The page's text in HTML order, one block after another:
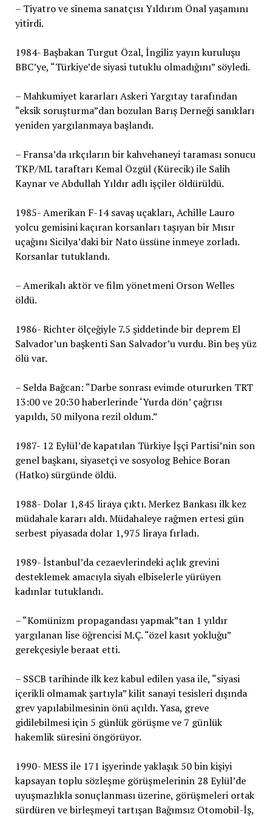
– Tiyatro ve sinema sanatçısı Yıldırım Önal yaşamını
yitirdi.
1984- Başbakan Turgut Özal, İngiliz yayın kuruluşu
BBC’ye, “Türkiye’de siyasi tutuklu olmadığını” söyledi.
– Mahkumiyet kararları Askeri Yargıtay tarafından
“eksik soruşturma”dan bozulan Barış Derneği sanıkları
yeniden yargılanmaya başlandı.
– Fransa’da ırkçıların bir kahvehaneyi taraması sonucu
TKP/ML taraftarı Kemal Özgül (Kürecik) ile Salih
Kaynar ve Abdullah Yıldır adlı işçiler öldürüldü.
1985- Amerikan F-14 savaş uçakları, Achille Lauro
yolcu gemisini kaçıran korsanları taşıyan bir Mısır
uçağını Sicilya’daki bir Nato üssüne inmeye zorladı.
Korsanlar tutuklandı.
– Amerikalı aktör ve film yönetmeni Orson Welles
öldü.
1986- Richter ölçeğiyle 7.5 şiddetinde bir deprem El
Salvador’un başkenti San Salvador’u vurdu. Bin beş yüz
ölü var.
– Selda Bağcan: “Darbe sonrası evimde otururken TRT
13:00 ve 20:30 haberlerinde ‘Yurda dön’ çağrısı
yapıldı, 50 milyona rezil oldum.”
1987- 12 Eylül’de kapatılan Türkiye İşçi Partisi’nin son
genel başkanı, siyasetçi ve sosyolog Behice Boran
(Hatko) sürgünde öldü.
1988- Dolar 1,845 liraya çıktı. Merkez Bankası ilk kez
müdahale kararı aldı. Müdahaleye rağmen ertesi gün
serbest piyasada dolar 1,975 liraya fırladı.
1989- İstanbul’da cezaevlerindeki açlık grevini
desteklemek amacıyla siyah elbiselerle yürüyen
kadınlar tutuklandı.
– “Komünizm propagandası yapmak”tan 1 yıldır
yargılanan lise öğrencisi M.Ç. “özel kasıt yokluğu”
gerekçesiyle beraat etti.
– SSCB tarihinde ilk kez kabul edilen yasa ile, “siyasi
içerikli olmamak şartıyla” kilit sanayi tesisleri dışında
grev yapılabilmesinin önü açıldı. Yasa, greve
gidilebilmesi için 5 günlük görüşme ve 7 günlük
hakemlik süresini öngörüyor.
1990- MESS ile 171 işyerinde yaklaşık 50 bin kişiyi
kapsayan toplu sözleşme görüşmelerinin 28 Eylül’de
uyuşmazlıkla sonuçlanması üzerine, görüşmeleri ortak
sürdüren ve birleşmeyi tartışan Bağımsız Otomobil-İş,